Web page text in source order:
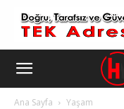
Ana Sayfa Yaşam